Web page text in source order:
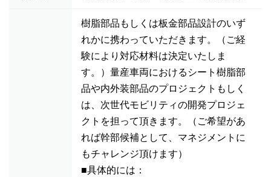
樹脂部品もしくは板金部品設計のいず
れかに携わっていただきます。（ご経
験により対応材料は決定いたしま
す。）量産車両におけるシート樹脂部
品や内外装部品のプロジェクトもしく
は、次世代モビリティの開発プロジェ
クトを担って頂きます。（ご希望があ
れば幹部候補として、マネジメントに
もチャレンジ頂けます）
■具体的には：